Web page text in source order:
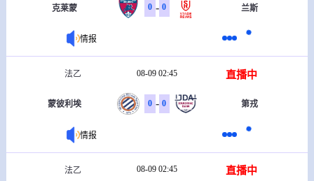
克莱蒙 0 - 0 兰斯
情报
法乙 08-09 02:45 直播中
蒙彼利埃 0 - 0 第戎
情报
法乙 08-09 02:45 直播中